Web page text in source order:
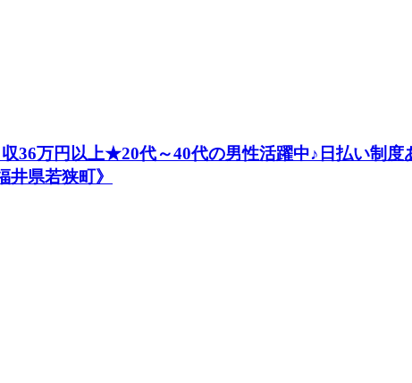
36万円以上★20代～40代の男性活躍中♪日払い制
県若狭町》